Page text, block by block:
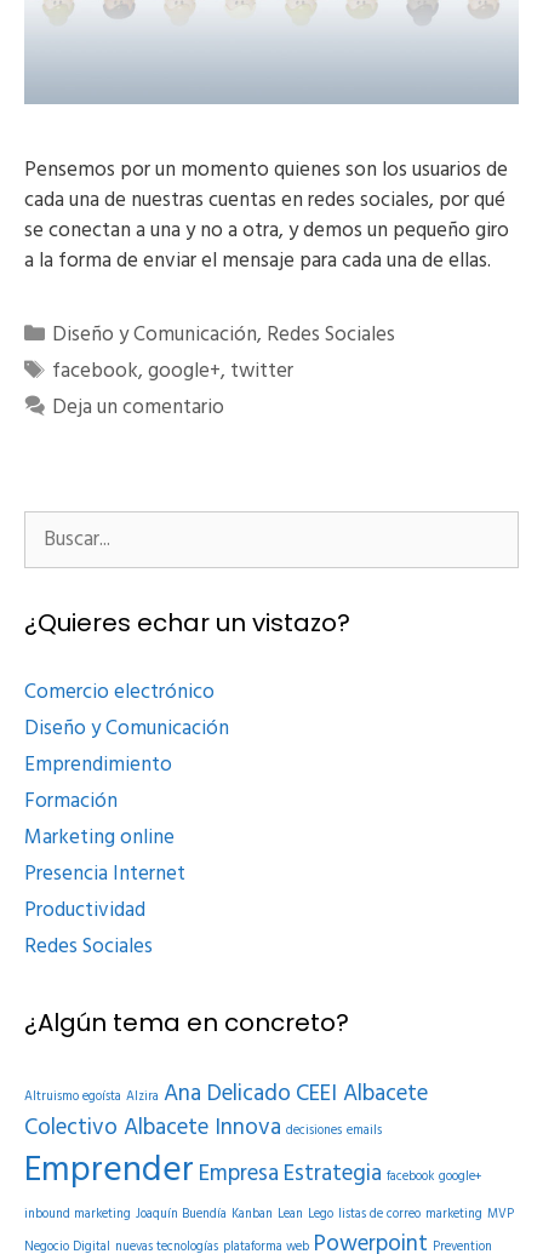
Pensemos por un momento quienes son los usuarios de
cada una de nuestras cuentas en redes sociales, por qué
se conectan a una y no a otra, y demos un pequeño giro
a la forma de enviar el mensaje para cada una de ellas.
Categorías
Diseño y Comunicación, Redes Sociales
Etiquetas
facebook,google+, twitter
Deja un comentario
Buscar:
¿Quieres echar un vistazo?
Comercio electrónico
Diseño y Comunicación
Emprendimiento
Formación
Marketing online
Presencia Internet
Productividad
Redes Sociales
¿Algún tema en concreto?
Altruismo egoísta Alzira Ana Delicado CEEI Albacete
Colectivo Albacete Innova decisiones emails
Emprender Empresa Estrategia facebook google+
inbound marketing Joaquín Buendía Kanban Lean Lego listas de correo marketing MVP
Negocio Digital nuevas tecnologías plataforma web Powerpoint Prevention